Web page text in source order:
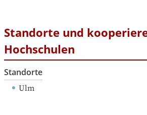
Standorte und
Hochschulen
Standorte
Ulm